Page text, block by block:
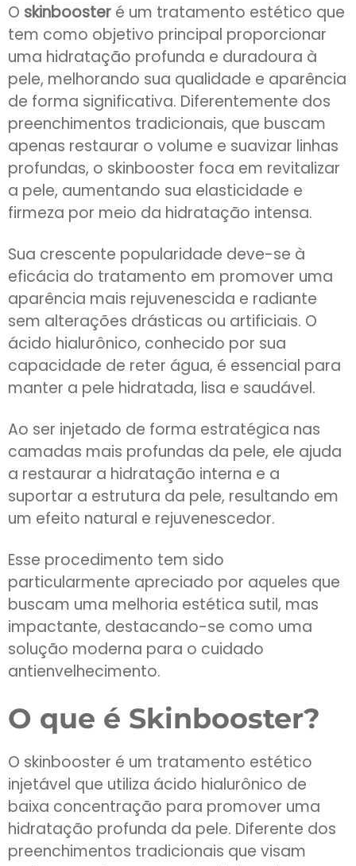
O skinbooster é um tratamento estético que
tem como objetivo principal proporcionar
uma hidratação profunda e duradoura à
pele, melhorando sua qualidade e aparência
de forma significativa. Diferentemente dos
preenchimentos tradicionais, que buscam
apenas restaurar o volume e suavizar linhas
profundas, o skinbooster foca em revitalizar
a pele, aumentando sua elasticidade e
firmeza por meio da hidratação intensa.
Sua crescente popularidade deve-se à
eficácia do tratamento em promover uma
aparência mais rejuvenescida e radiante
sem alterações drásticas ou artificiais. O
ácido hialurônico, conhecido por sua
capacidade de reter água, é essencial para
manter a pele hidratada, lisa e saudável.
Ao ser injetado de forma estratégica nas
camadas mais profundas da pele, ele ajuda
a restaurar a hidratação interna e a
suportar a estrutura da pele, resultando em
um efeito natural e rejuvenescedor.
Esse procedimento tem sido
particularmente apreciado por aqueles que
buscam uma melhoria estética sutil, mas
impactante, destacando-se como uma
solução moderna para o cuidado
antienvelhecimento.
O que é Skinbooster?
O skinbooster é um tratamento estético
injetável que utiliza ácido hialurônico de
baixa concentração para promover uma
hidratação profunda da pele. Diferente dos
preenchimentos tradicionais que visam